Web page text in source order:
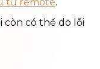
còn có thể do lỗi